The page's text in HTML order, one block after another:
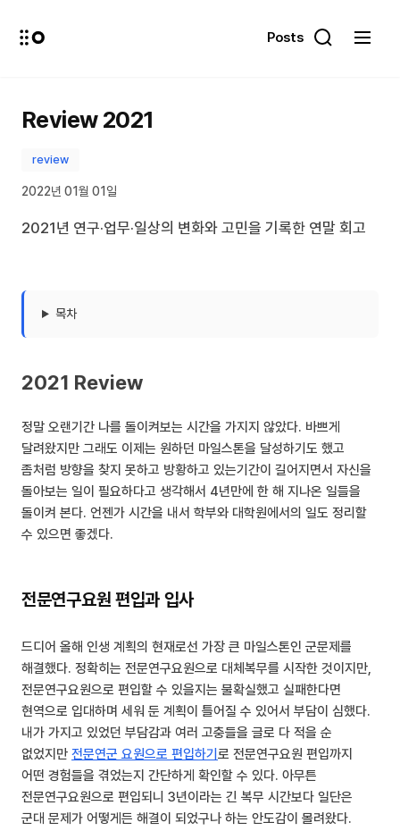
Posts
Review 2021
review
2022년 01월 01일
2021년 연구·업무·일상의 변화와 고민을 기록한 연말 회고
목차
2021 Review
정말 오랜기간 나를 돌이켜보는 시간을 가지지 않았다. 바쁘게
달려왔지만 그래도 이제는 원하던 마일스톤을 달성하기도 했고
좀처럼 방향을 찾지 못하고 방황하고 있는기간이 길어지면서 자신을
돌아보는 일이 필요하다고 생각해서 4년만에 한 해 지나온 일들을
돌이켜 본다. 언젠가 시간을 내서 학부와 대학원에서의 일도 정리할
수 있으면 좋겠다.
전문연구요원 편입과 입사
드디어 올해 인생 계획의 현재로선 가장 큰 마일스톤인 군문제를
해결했다. 정확히는 전문연구요원으로 대체복무를 시작한 것이지만,
전문연구요원으로 편입할 수 있을지는 불확실했고 실패한다면
현역으로 입대하며 세워 둔 계획이 틀어질 수 있어서 부담이 심했다.
내가 가지고 있었던 부담감과 여러 고충들을 글로 다 적을 순
없었지만 전문연군 요원으로 편입하기 로 전문연구요원 편입까지
어떤 경험들을 겪었는지 간단하게 확인할 수 있다. 아무튼
전문연구요원으로 편입되니 3년이라는 긴 복무 시간보다 일단은
군대 문제가 어떻게든 해결이 되었구나 하는 안도감이 몰려왔다.